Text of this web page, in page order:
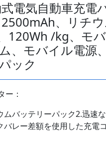
電気自動車充電
、リチ
120Wh /kg、モ
、モバイル電源
ック
ー：
ムバッテリーパック2.迅速
バレー差額を使用した充電